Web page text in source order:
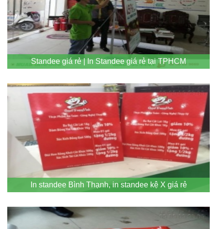
Standee giá rẻ | In Standee giá rẻ tại TPHCM
In standee Bình Thạnh, in standee kệ X giá rẻ